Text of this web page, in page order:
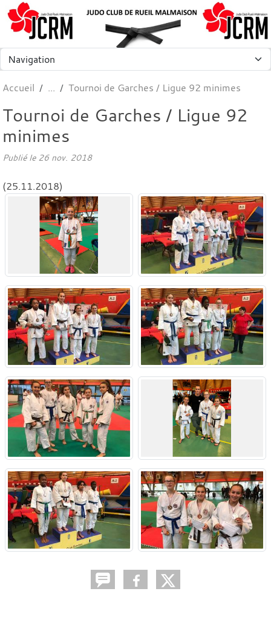
Accueil Tournoi de Garches / Ligue 92 minimes
Tournoi de Garches / Ligue 92
minimes
Publié le 26 nov. 2018
(25.11.2018)
Panneau de gestion des cookies